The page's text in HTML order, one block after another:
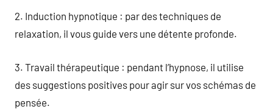
2. Induction hypnotique : par des techniques de
relaxation, il vous guide vers une détente profonde.
3. Travail thérapeutique : pendant l’hypnose, il utilise
des suggestions positives pour agir sur vos schémas de
pensée.